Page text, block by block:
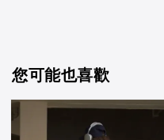
您可能也喜歡